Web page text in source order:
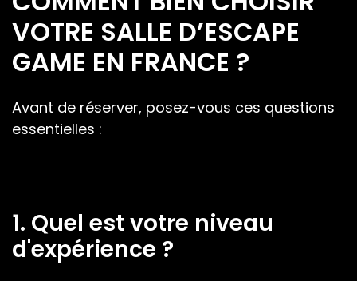
VOTRE SALLE D’ESCAPE
GAME EN FRANCE ?
Avant de réserver, posez-vous ces questions
essentielles :
1. Quel est votre niveau
d'expérience ?